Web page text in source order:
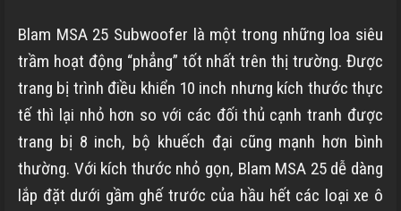
Blam MSA 25 Subwoofer là một trong những loa siêu
trầm hoạt động “phẳng” tốt nhất trên thị trường. Được
trang bị trình điều khiển 10 inch nhưng kích thước thực
tế thì lại nhỏ hơn so với các đối thủ cạnh tranh được
trang bị 8 inch, bộ khuếch đại cũng mạnh hơn bình
thường. Với kích thước nhỏ gọn, Blam MSA 25 dễ dàng
lắp đặt dưới gầm ghế trước của hầu hết các loại xe ô